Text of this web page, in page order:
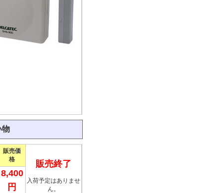
物
販売価
格
販売終了
入荷予定はありませ
ん。
8,400
円